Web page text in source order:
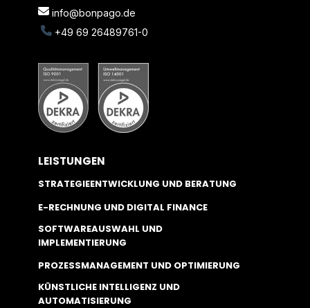
info@bonpago.de
+49 69 26489761-0
LEISTUNGEN
STRATEGIEENTWICKLUNG UND BERATUNG
E-RECHNUNG UND DIGITAL FINANCE
SOFTWAREAUSWAHL UND
IMPLEMENTIERUNG
PROZESSMANAGEMENT UND OPTIMIERUNG
KÜNSTLICHE INTELLIGENZ UND
AUTOMATISIERUNG